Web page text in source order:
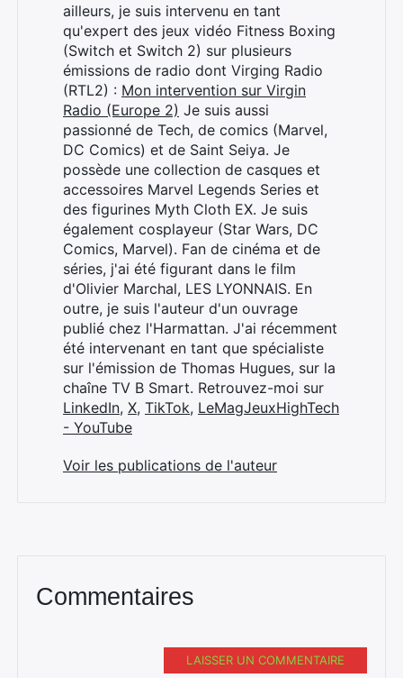
ailleurs, je suis intervenu en tant
qu'expert des jeux vidéo Fitness Boxing
(Switch et Switch 2) sur plusieurs
émissions de radio dont Virging Radio
(RTL2) : Mon intervention sur Virgin
Radio (Europe 2) Je suis aussi
passionné de Tech, de comics (Marvel,
DC Comics) et de Saint Seiya. Je
possède une collection de casques et
accessoires Marvel Legends Series et
des figurines Myth Cloth EX. Je suis
également cosplayeur (Star Wars, DC
Comics, Marvel). Fan de cinéma et de
séries, j'ai été figurant dans le film
d'Olivier Marchal, LES LYONNAIS. En
outre, je suis l'auteur d'un ouvrage
publié chez l'Harmattan. J'ai récemment
été intervenant en tant que spécialiste
sur l'émission de Thomas Hugues, sur la
chaîne TV B Smart. Retrouvez-moi sur
LinkedIn, X, TikTok, LeMagJeuxHighTech
- YouTube
Voir les publications de l'auteur
Commentaires
LAISSER UN COMMENTAIRE
Rechercher
: